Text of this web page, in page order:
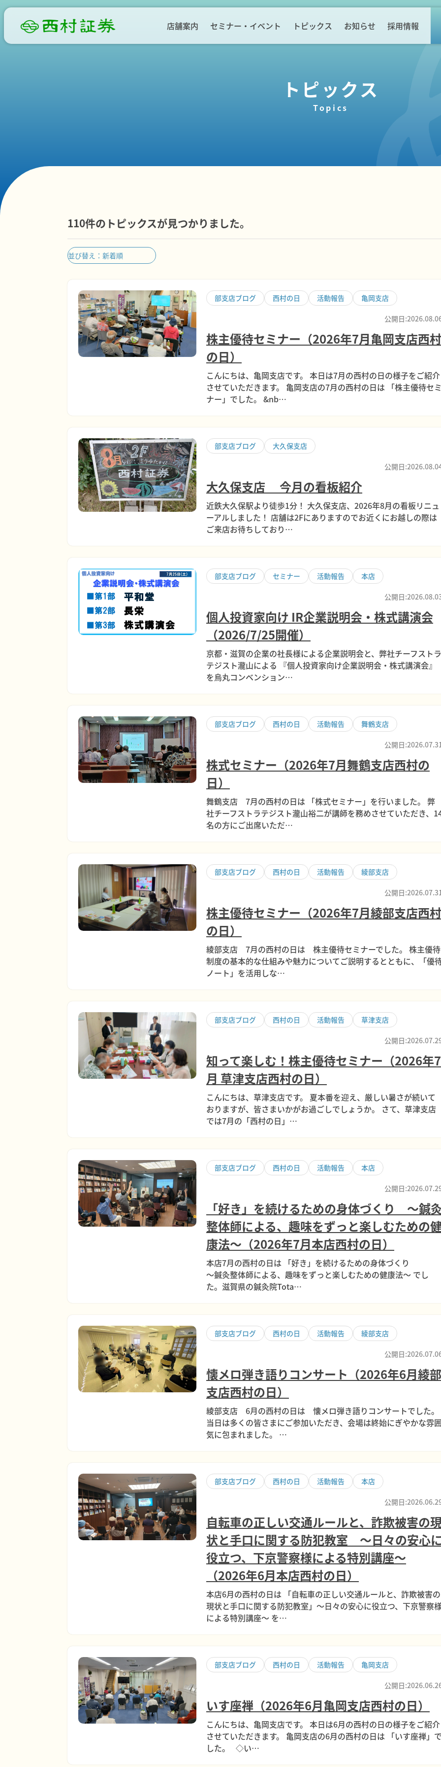
店舗案内 セミナー・イベント トピックス お知らせ 採用情報
トピックス
Topics
110件のトピックスが見つかりました。
部支店ブログ 西村の日 活動報告 亀岡支店
公開日
株主優待セミナー（2026年7月亀岡支店西村
の日）
こんにちは、亀岡支店です。 本日は7月の西村の日の様子をご紹介
させていただきます。 亀岡支店の7月の西村の日は 「株主優待セ
ナー」でした。 &nb…
部支店ブログ 大久保支店
公開日
大久保支店 今月の看板紹介
近鉄大久保駅より徒歩1分！ 大久保支店、2026年8月の看板リニュ
ーアルしました！ 店舗は2Fにありますのでお近くにお越しの際は
ご来店お待ちしており…
部支店ブログ セミナー 活動報告 本店
公開日
個人投資家向け IR企業説明会・株式講演会
（2026/7/25開催）
京都・滋賀の企業の社長様による企業説明会と、弊社チーフストラ
テジスト瀧山による 『個人投資家向け企業説明会・株式講演会』
を烏丸コンベンション…
部支店ブログ 西村の日 活動報告 舞鶴支店
公開日
株式セミナー（2026年7月舞鶴支店西村の
日）
舞鶴支店 7月の西村の日は 「株式セミナー」を行いました。 弊
社チーフストラテジスト瀧山裕二が講師を務めさせていただき、
名の方にご出席いただ…
部支店ブログ 西村の日 活動報告 綾部支店
公開日
株主優待セミナー（2026年7月綾部支店西村
の日）
綾部支店 7月の西村の日は 株主優待セミナーでした。 株主優待
制度の基本的な仕組みや魅力についてご説明するとともに、「優
ノート」を活用しな…
部支店ブログ 西村の日 活動報告 草津支店
公開日
知って楽しむ！株主優待セミナー（2026年7
月 草津支店西村の日）
こんにちは、草津支店です。 夏本番を迎え、厳しい暑さが続いて
おりますが、皆さまいかがお過ごしでしょうか。 さて、草津支店
では7月の「西村の日」…
部支店ブログ 西村の日 活動報告 本店
公開日
「好き」を続けるための身体づくり ～鍼
整体師による、趣味をずっと楽しむための
康法～（2026年7月本店西村の日）
本店7月の西村の日は 「好き」を続けるための身体づくり
～鍼灸整体師による、趣味をずっと楽しむための健康法～ でし
た。滋賀県の鍼灸院Tota…
部支店ブログ 西村の日 活動報告 綾部支店
公開日
懐メロ弾き語りコンサート（2026年6月綾部
支店西村の日）
綾部支店 6月の西村の日は 懐メロ弾き語りコンサートでした。
当日は多くの皆さまにご参加いただき、会場は終始にぎやかな雰
気に包まれました。 …
部支店ブログ 西村の日 活動報告 本店
公開日
自転車の正しい交通ルールと、詐欺被害の
状と手口に関する防犯教室 ～日々の安心
役立つ、下京警察様による特別講座～
（2026年6月本店西村の日）
本店6月の西村の日は 「自転車の正しい交通ルールと、詐欺被害の
現状と手口に関する防犯教室」～日々の安心に役立つ、下京警察
による特別講座～ を…
部支店ブログ 西村の日 活動報告 亀岡支店
公開日
いす座禅（2026年6月亀岡支店西村の日）
こんにちは、亀岡支店です。 本日は6月の西村の日の様子をご紹介
させていただきます。 亀岡支店の6月の西村の日は 「いす座禅」
した。 ◇い…